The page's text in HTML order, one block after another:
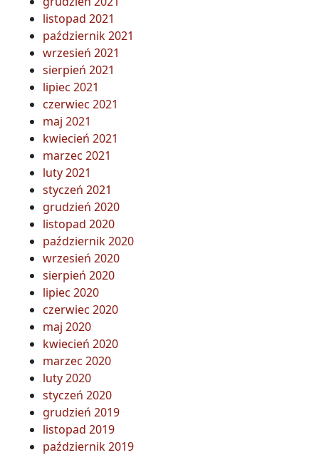
listopad 2021
październik 2021
wrzesień 2021
sierpień 2021
lipiec 2021
czerwiec 2021
maj 2021
kwiecień 2021
marzec 2021
luty 2021
styczeń 2021
grudzień 2020
listopad 2020
październik 2020
wrzesień 2020
sierpień 2020
lipiec 2020
czerwiec 2020
maj 2020
kwiecień 2020
marzec 2020
luty 2020
styczeń 2020
grudzień 2019
listopad 2019
październik 2019